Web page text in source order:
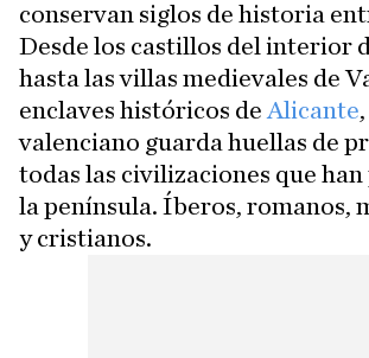
conservan siglos de historia
Desde los castillos del interior
hasta las villas medievales de
enclaves históricos de Alicante
valenciano guarda huellas de
todas las civilizaciones que
la península. Íberos, romanos,
y cristianos.